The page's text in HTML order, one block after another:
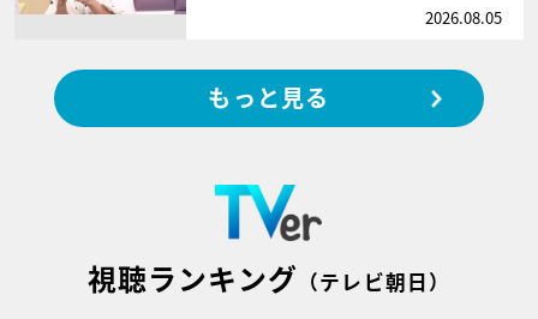
2026.08.05
もっと見る
視聴ランキング （テレビ朝日）